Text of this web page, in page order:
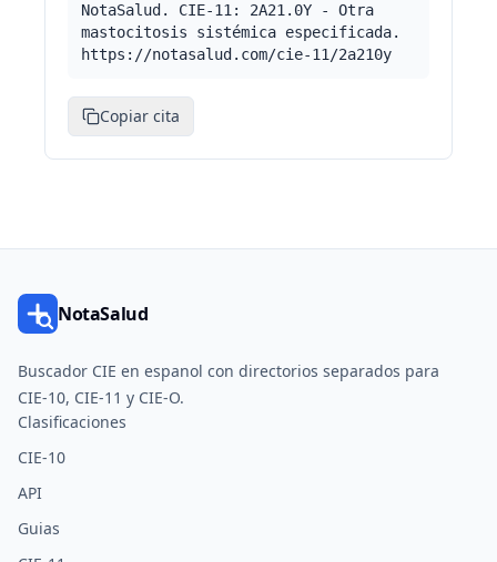
NotaSalud. CIE-11: 2A21.0Y - Otra
mastocitosis sistémica especificada.
https://notasalud.com/cie-11/2a210y
Copiar cita
NotaSalud
Buscador CIE en espanol con directorios separados para
CIE-10, CIE-11 y CIE-O.
Clasificaciones
CIE-10
API
Guias